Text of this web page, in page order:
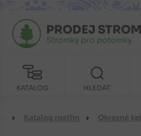
KATALOG
PRODEJ
Stromky pro potomky
HLEDAT
Katalog rostlin Okrasné